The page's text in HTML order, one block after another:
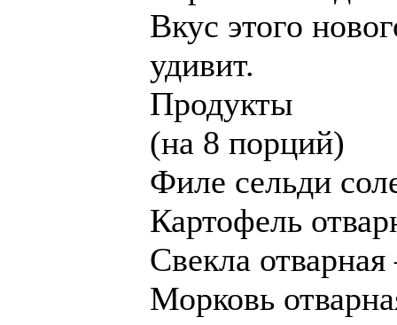
Вкус этого
удивит.
Продукты
(на 8 порций)
Филе сельди
Картофель
Свекла
Морковь